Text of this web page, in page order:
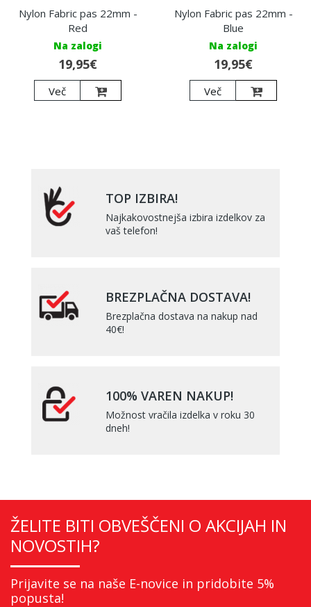
Nylon Fabric pas 22mm -
Red
Na zalogi
19,95€
Več
Nylon Fabric pas 22mm -
Blue
Na zalogi
19,95€
Več
TOP IZBIRA!
Najkakovostnejša izbira izdelkov za
vaš telefon!
BREZPLAČNA DOSTAVA!
Brezplačna dostava na nakup nad
40€!
100% VAREN NAKUP!
Možnost vračila izdelka v roku 30
dneh!
ŽELITE BITI OBVEŠČENI O AKCIJAH IN
NOVOSTIH?
Prijavite se na naše E-novice in pridobite 5%
popusta!